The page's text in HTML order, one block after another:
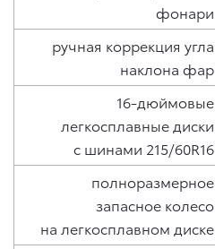
фонари
ручная коррекция угла
наклона фар
16-дюймовые
легкосплавные диски
с шинами 215/60R16
полноразмерное
запасное колесо
на легкосплавном диске